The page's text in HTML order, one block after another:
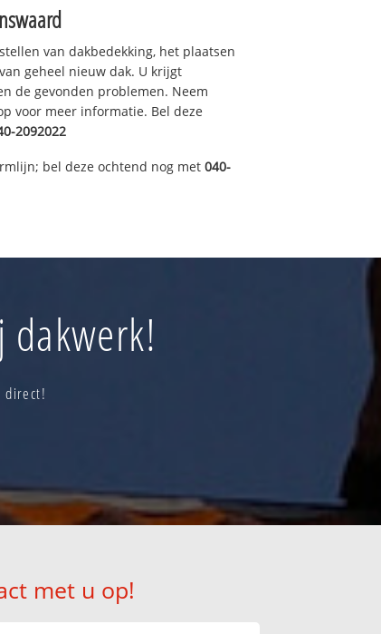
van dakbedekking, het plaatsen
geheel nieuw dak. U krijgt
de gevonden problemen. Neem
voor meer informatie. Bel deze
2092022
bel deze ochtend nog met 040-
dakwerk!
direct!
met u op!